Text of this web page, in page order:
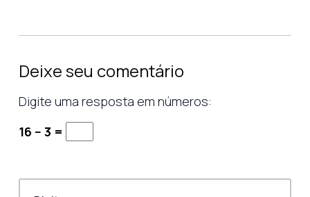
Deixe seu comentário
Digite uma resposta em números:
16 − 3 =